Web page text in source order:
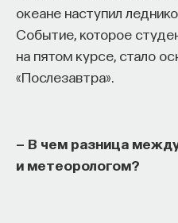
океане наступил
Событие, которое
на пятом курсе, стало
«Послезавтра».
— В чем разница
и метеорологом?